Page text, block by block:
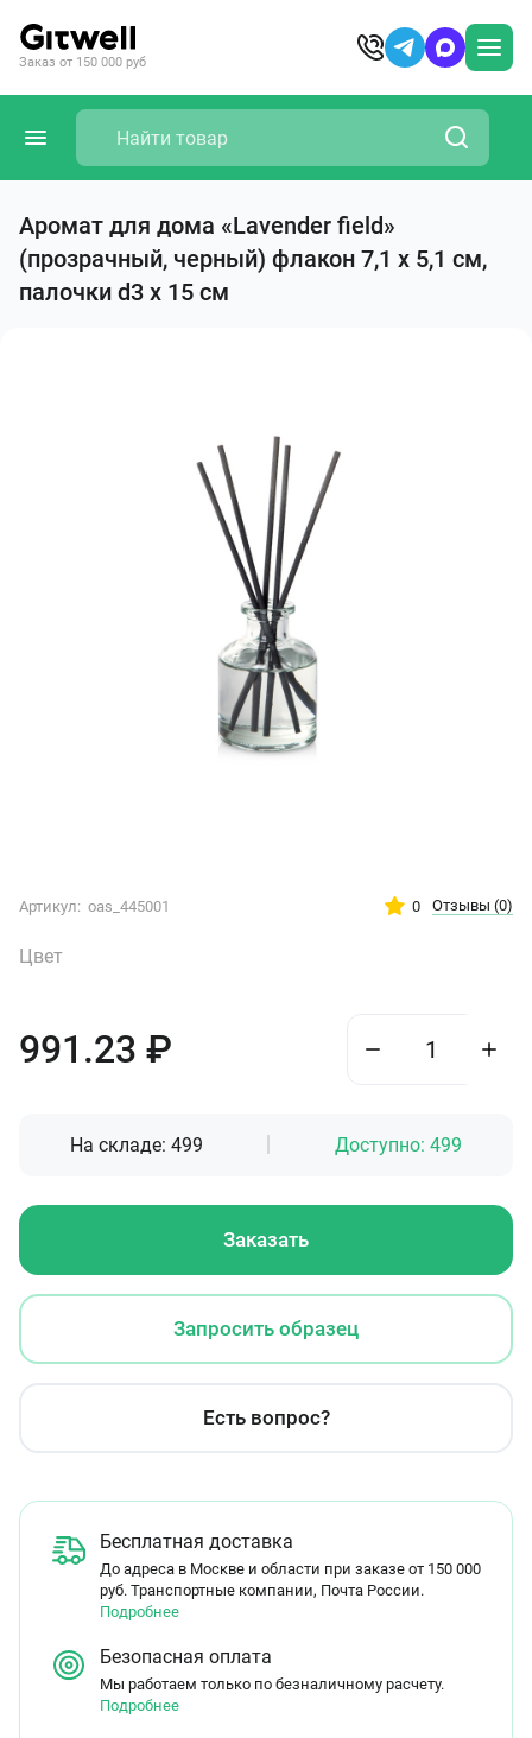
Заказ от 150 000 руб
Аромат для дома «Lavender field»
(прозрачный, черный) флакон 7,1 x 5,1 см,
палочки d3 x 15 см
Артикул: oas_445001 0 Отзывы (0)
Цвет
991.23 ₽
На складе:499 Доступно: 499
Заказать
Запросить образец
Есть вопрос?
Бесплатная доставка
До адреса в Москве и области при заказе от 150 000
руб. Транспортные компании, Почта России.
Подробнее
Безопасная оплата
Мы работаем только по безналичному расчету.
Подробнее